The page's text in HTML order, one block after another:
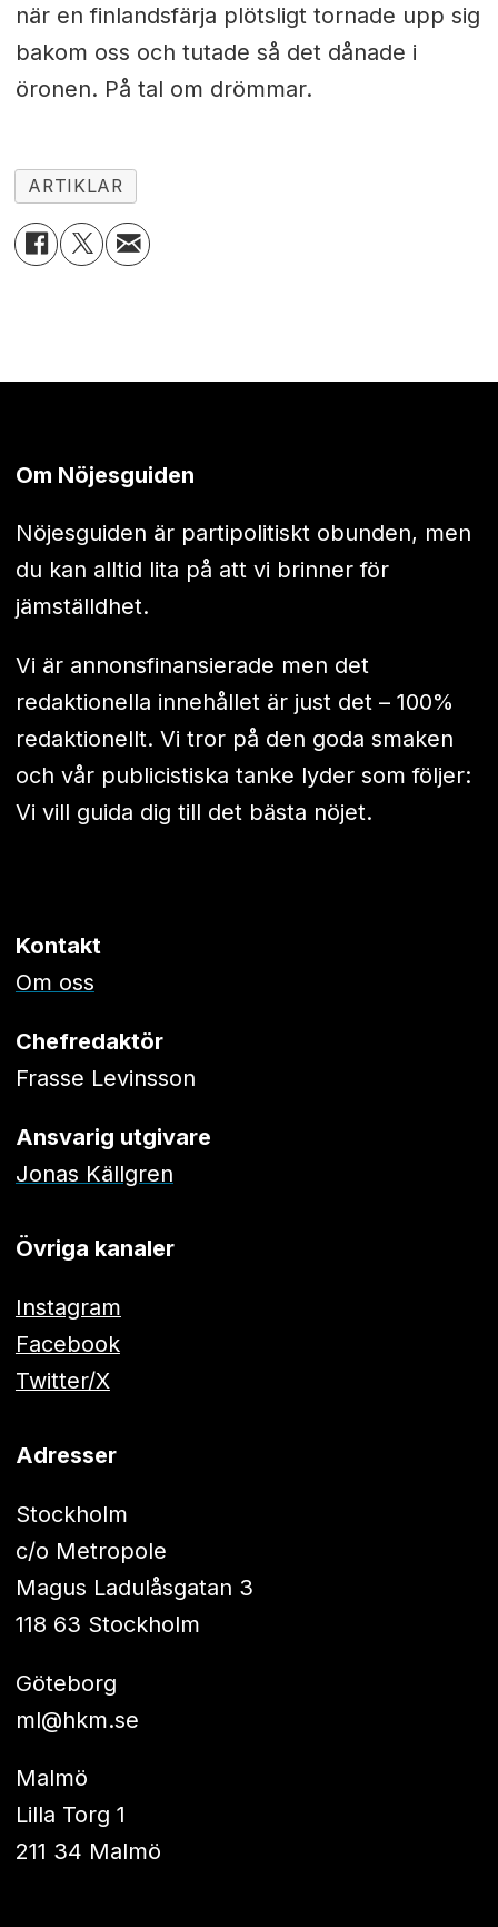
när en finlandsfärja plötsligt tornade upp sig
bakom oss och tutade så det dånade i
öronen. På tal om drömmar.
ARTIKLAR
Om Nöjesguiden
Nöjesguiden är partipolitiskt obunden, men
du kan alltid lita på att vi brinner för
jämställdhet.
Vi är annonsfinansierade men det
redaktionella innehållet är just det – 100%
redaktionellt. Vi tror på den goda smaken
och vår publicistiska tanke lyder som följer:
Vi vill guida dig till det bästa nöjet.
Kontakt
Om oss
Chefredaktör
Frasse Levinsson
Ansvarig utgivare
Jonas Källgren
Övriga kanaler
Instagram
Facebook
Twitter/X
Adresser
Stockholm
c/o Metropole
Magus Ladulåsgatan 3
118 63 Stockholm
Göteborg
ml@hkm.se
Malmö
Lilla Torg 1
211 34 Malmö